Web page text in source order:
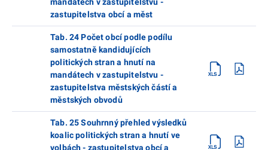
zastupitelstva obcí a měst
Tab. 24 Počet obcí podle podílu
samostatně kandidujících
politických stran a hnutí na
mandátech v zastupitelstvu -
zastupitelstva městských částí a
městských obvodů
Tab. 25 Souhrnný přehled výsledků
koalic politických stran a hnutí ve
volbách - zastupitelstva obcí a